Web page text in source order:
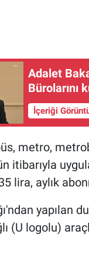
Adalet
Bürolarını
İçeriği
metro,
itibarıyla
lira, aylık
yapılan
(U logolu)